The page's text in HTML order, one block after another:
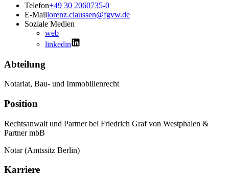
Telefon+49 30 2060735-0
E-Maillorenz.claussen@fgvw.de
Soziale Medien
web
linkedin
Abteilung
Notariat, Bau- und Immobilienrecht
Position
Rechtsanwalt und Partner bei Friedrich Graf von Westphalen &
Partner mbB
Notar (Amtssitz Berlin)
Karriere